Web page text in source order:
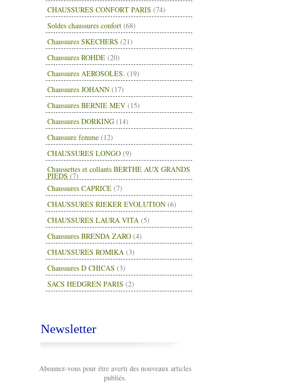
CHAUSSURES CONFORT PARIS (74)
Soldes chaussures confort (68)
Chaussures SKECHERS (21)
Chaussures ROHDE (20)
Chaussures AEROSOLES. (19)
Chaussures JOHANN (17)
Chaussures BERNIE MEV (15)
Chaussures DORKING (14)
Chaussure femme (12)
CHAUSSURES LONGO (9)
Chaussettes et collants BERTHE AUX GRANDS
PIEDS (7)
Chaussures CAPRICE (7)
CHAUSSURES RIEKER EVOLUTION (6)
CHAUSSURES LAURA VITA (5)
Chaussures BRENDA ZARO (4)
CHAUSSURES ROMIKA (3)
Chaussures D CHICAS (3)
SACS HEDGREN PARIS (2)
Newsletter
Abonnez-vous pour être averti des nouveaux articles
publiés.